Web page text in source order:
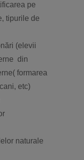
pe
tipurile de
(elevii
din
formarea
etc)
naturale